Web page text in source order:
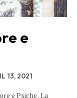
e
13, 2021
e Psiche . La